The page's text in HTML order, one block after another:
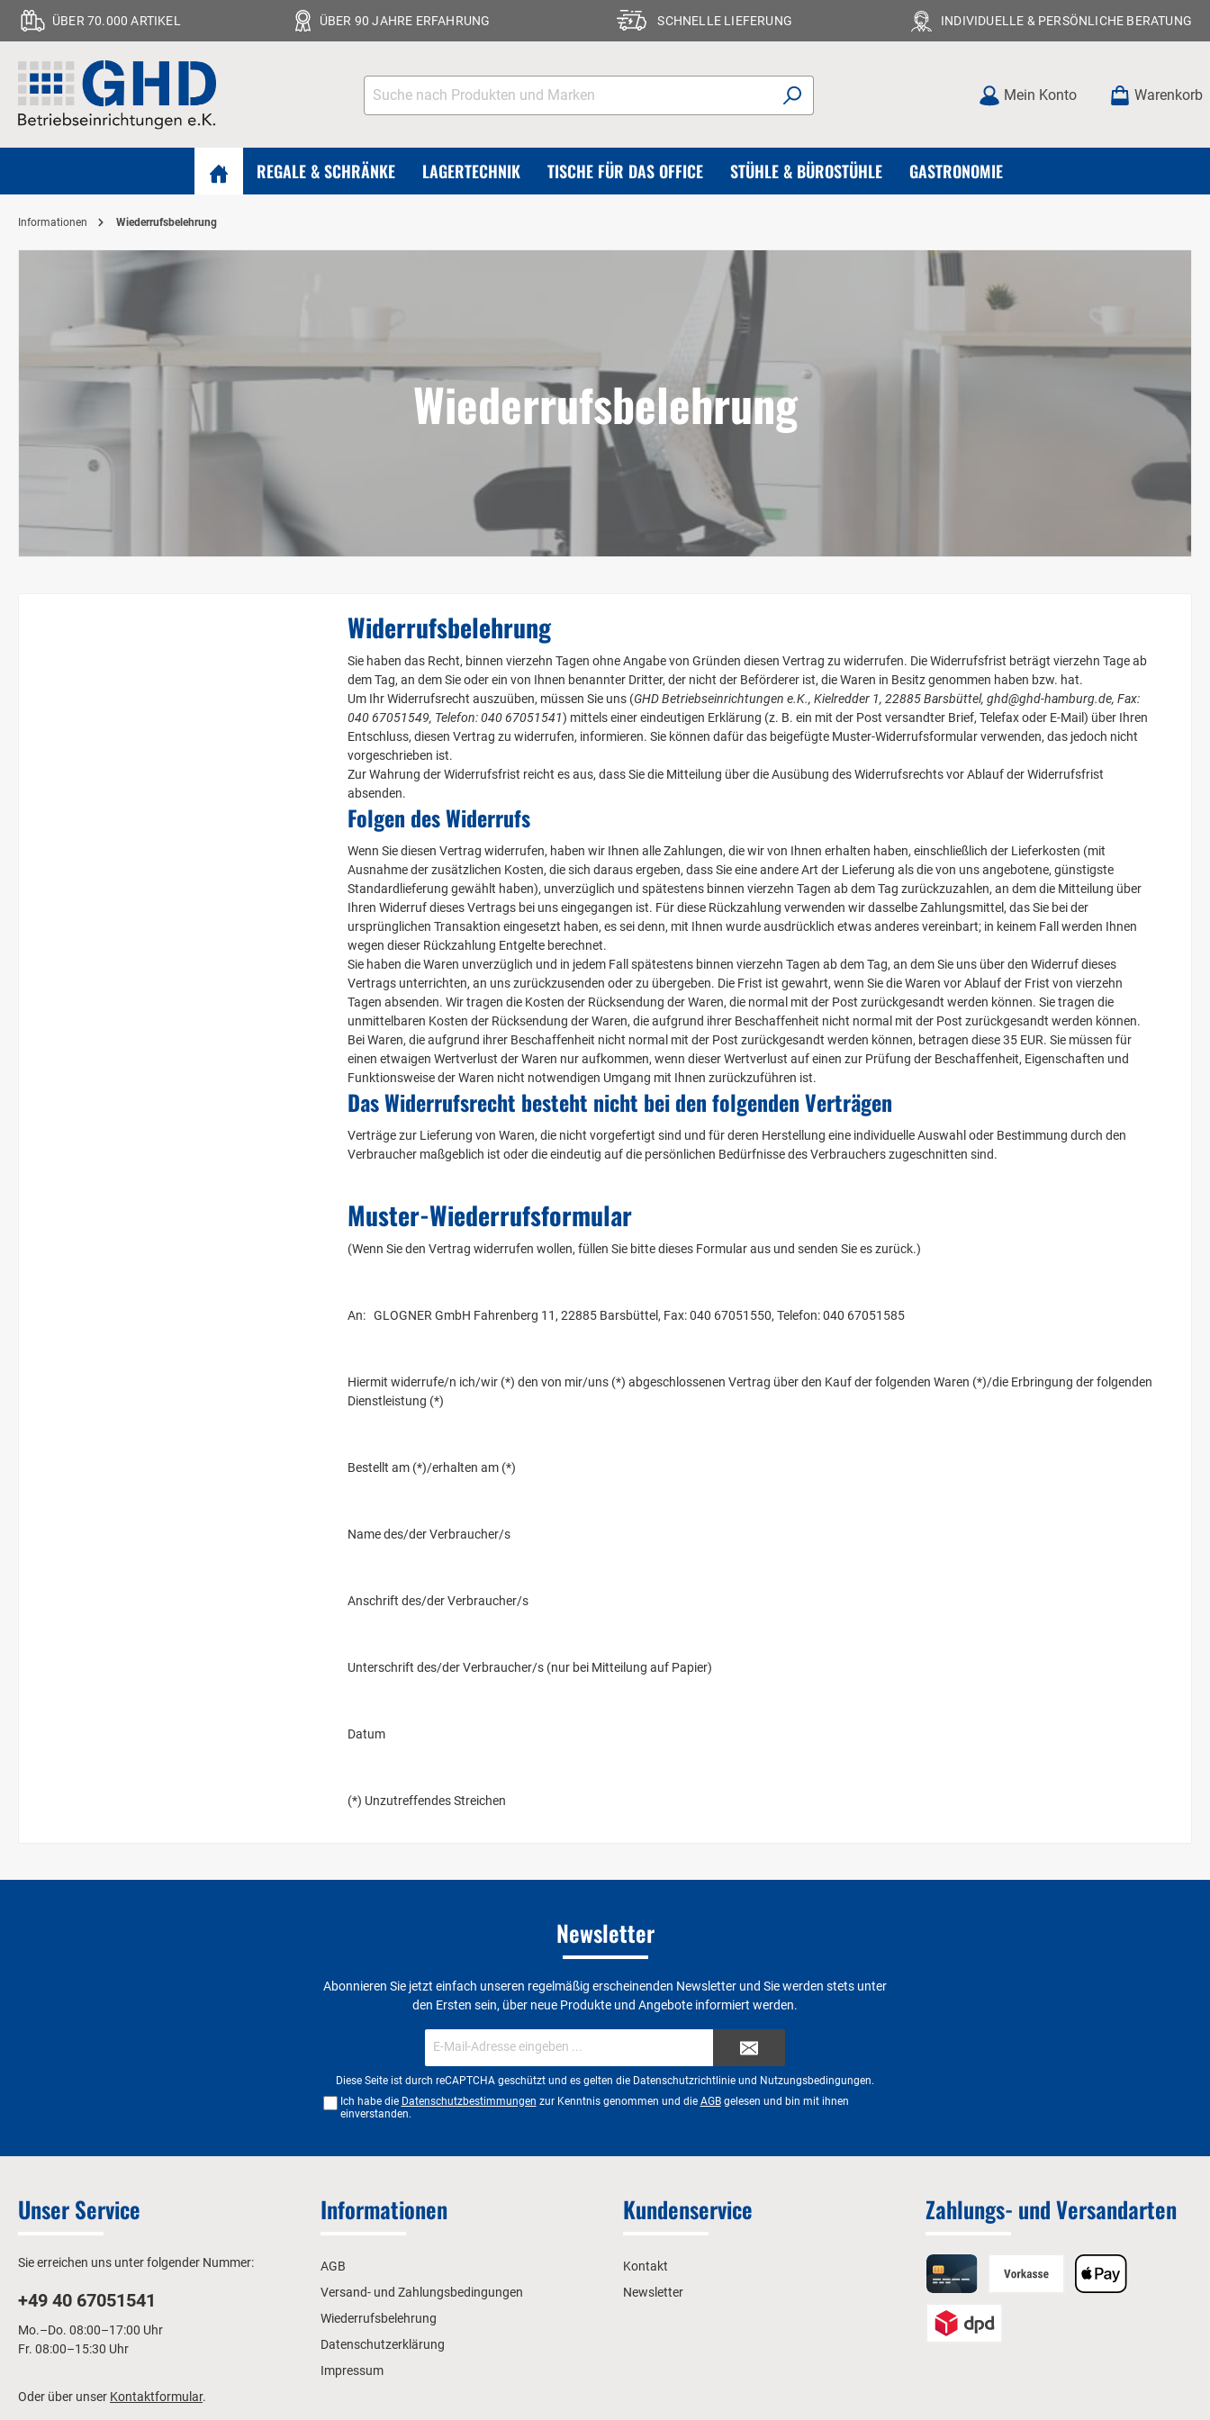
ÜBER 70.000 ARTIKEL ÜBER 90 JAHRE ERFAHRUNG SCHNELLE LIEFERUNG INDIVIDUELLE & PERSÖNLICHE BERATUNG
Mein Konto Warenkorb
REGALE & SCHRÄNKE LAGERTECHNIK TISCHE FÜR DAS OFFICE STÜHLE & BÜROSTÜHLE GASTRONOMIE
Informationen Wiederrufsbelehrung
Wiederrufsbelehrung
Widerrufsbelehrung
Sie haben das Recht, binnen vierzehn Tagen ohne Angabe von Gründen diesen Vertrag zu widerrufen. Die Widerrufsfrist beträgt vierzehn Tage ab
dem Tag, an dem Sie oder ein von Ihnen benannter Dritter, der nicht der Beförderer ist, die Waren in Besitz genommen haben bzw. hat.
Um Ihr Widerrufsrecht auszuüben, müssen Sie uns (GHD Betriebseinrichtungen e.K., Kielredder 1, 22885 Barsbüttel, ghd@ghd-hamburg.de, Fax:
040 67051549, Telefon: 040 67051541) mittels einer eindeutigen Erklärung (z. B. ein mit der Post versandter Brief, Telefax oder E-Mail) über Ihren
Entschluss, diesen Vertrag zu widerrufen, informieren. Sie können dafür das beigefügte Muster-Widerrufsformular verwenden, das jedoch nicht
vorgeschrieben ist.
Zur Wahrung der Widerrufsfrist reicht es aus, dass Sie die Mitteilung über die Ausübung des Widerrufsrechts vor Ablauf der Widerrufsfrist
absenden.
Folgen des Widerrufs
Wenn Sie diesen Vertrag widerrufen, haben wir Ihnen alle Zahlungen, die wir von Ihnen erhalten haben, einschließlich der Lieferkosten (mit
Ausnahme der zusätzlichen Kosten, die sich daraus ergeben, dass Sie eine andere Art der Lieferung als die von uns angebotene, günstigste
Standardlieferung gewählt haben), unverzüglich und spätestens binnen vierzehn Tagen ab dem Tag zurückzuzahlen, an dem die Mitteilung über
Ihren Widerruf dieses Vertrags bei uns eingegangen ist. Für diese Rückzahlung verwenden wir dasselbe Zahlungsmittel, das Sie bei der
ursprünglichen Transaktion eingesetzt haben, es sei denn, mit Ihnen wurde ausdrücklich etwas anderes vereinbart; in keinem Fall werden Ihnen
wegen dieser Rückzahlung Entgelte berechnet.
Sie haben die Waren unverzüglich und in jedem Fall spätestens binnen vierzehn Tagen ab dem Tag, an dem Sie uns über den Widerruf dieses
Vertrags unterrichten, an uns zurückzusenden oder zu übergeben. Die Frist ist gewahrt, wenn Sie die Waren vor Ablauf der Frist von vierzehn
Tagen absenden. Wir tragen die Kosten der Rücksendung der Waren, die normal mit der Post zurückgesandt werden können. Sie tragen die
unmittelbaren Kosten der Rücksendung der Waren, die aufgrund ihrer Beschaffenheit nicht normal mit der Post zurückgesandt werden können.
Bei Waren, die aufgrund ihrer Beschaffenheit nicht normal mit der Post zurückgesandt werden können, betragen diese 35 EUR. Sie müssen für
einen etwaigen Wertverlust der Waren nur aufkommen, wenn dieser Wertverlust auf einen zur Prüfung der Beschaffenheit, Eigenschaften und
Funktionsweise der Waren nicht notwendigen Umgang mit Ihnen zurückzuführen ist.
Das Widerrufsrecht besteht nicht bei den folgenden Verträgen
Verträge zur Lieferung von Waren, die nicht vorgefertigt sind und für deren Herstellung eine individuelle Auswahl oder Bestimmung durch den
Verbraucher maßgeblich ist oder die eindeutig auf die persönlichen Bedürfnisse des Verbrauchers zugeschnitten sind.
Muster-Wiederrufsformular
(Wenn Sie den Vertrag widerrufen wollen, füllen Sie bitte dieses Formular aus und senden Sie es zurück.)
An: GLOGNER GmbH Fahrenberg 11, 22885 Barsbüttel, Fax: 040 67051550, Telefon: 040 67051585
Hiermit widerrufe/n ich/wir (*) den von mir/uns (*) abgeschlossenen Vertrag über den Kauf der folgenden Waren (*)/die Erbringung der folgenden
Dienstleistung (*)
Bestellt am (*)/erhalten am (*)
Name des/der Verbraucher/s
Anschrift des/der Verbraucher/s
Unterschrift des/der Verbraucher/s (nur bei Mitteilung auf Papier)
Datum
(*) Unzutreffendes Streichen
Newsletter
Abonnieren Sie jetzt einfach unseren regelmäßig erscheinenden Newsletter und Sie werden stets unter
den Ersten sein, über neue Produkte und Angebote informiert werden.
Mail-
Adresse*
Diese Seite ist durch reCAPTCHA geschützt und es gelten die Datenschutzrichtlinie und Nutzungsbedingungen.
Ich habe die Datenschutzbestimmungen zur Kenntnis genommen und die AGBgelesen und bin mit ihnen
einverstanden.
Unser Service
Sie erreichen uns unter folgender Nummer:
+49 40 67051541
Mo.–Do. 08:00–17:00 Uhr
Fr. 08:00–15:30 Uhr
Oder über unser Kontaktformular.
Informationen
AGB
Versand- und Zahlungsbedingungen
Wiederrufsbelehrung
Datenschutzerklärung
Impressum
Kundenservice
Kontakt
Newsletter
Zahlungs- und Versandarten